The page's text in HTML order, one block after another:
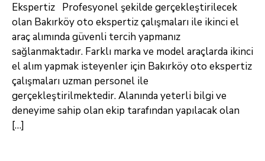
Ekspertiz Profesyonel şekilde gerçekleştirilecek
olan Bakırköy oto ekspertiz çalışmaları ile ikinci el
araç alımında güvenli tercih yapmanız
sağlanmaktadır. Farklı marka ve model araçlarda ikinci
el alım yapmak isteyenler için Bakırköy oto ekspertiz
çalışmaları uzman personel ile
gerçekleştirilmektedir. Alanında yeterli bilgi ve
deneyime sahip olan ekip tarafından yapılacak olan
[…]